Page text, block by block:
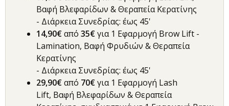
Βαφή Βλεφαρίδων & Θεραπεία Κερατίνης
- Διάρκεια Συνεδρίας: έως 45'
14,90€από 35€για 1 Εφαρμογή Brow Lift -
Lamination, Βαφή Φρυδιών & Θεραπεία
Κερατίνης
- Διάρκεια Συνεδρίας: έως 45'
29,90€από 70€για 1 Εφαρμογή Lash
Lift, Βαφή Βλεφαρίδων & Θεραπεία